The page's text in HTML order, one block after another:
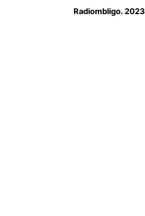
Radiombligo. 2023